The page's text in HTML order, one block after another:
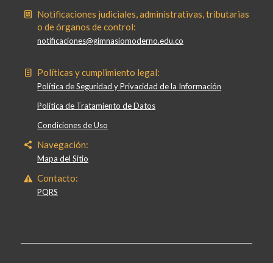
Notificaciones judiciales, administrativas, tributarias
o de órganos de control:
notificaciones@gimnasiomoderno.edu.co
Políticas y cumplimiento legal:
Política de Seguridad y Privacidad de la Información
Política de Tratamiento de Datos
Condiciones de Uso
Navegación:
Mapa del Sitio
Contacto:
PQRS